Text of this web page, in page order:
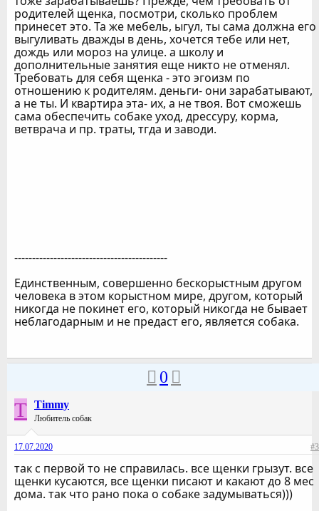
родителей щенка, посмотри, сколько проблем
принесет это. Та же мебель, ыгул, ты сама должна его
выгуливать дважды в день, хочется тебе или нет,
дождь или мороз на улице. а школу и
дополнительные занятия еще никто не отменял.
Требовать для себя щенка - это эгоизм по
отношению к родителям. деньги- они зарабатывают,
а не ты. И квартира эта- их, а не твоя. Вот сможешь
сама обеспечить собаке уход, дрессуру, корма,
ветврача и пр. траты, тгда и заводи.
-------------------------------------------
Единственным, совершенно бескорыстным другом
человека в этом корыстном мире, другом, который
никогда не покинет его, который никогда не бывает
неблагодарным и не предаст его, является собака.
0
T Timmy
Любитель собак
17.07.2020 #3
так с первой то не справилась. все щенки грызут. все
щенки кусаются, все щенки писают и какают до 8 мес
дома. так что рано пока о собаке задумываться)))